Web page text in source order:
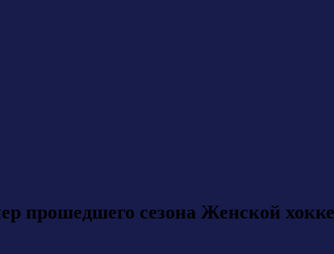
прошедшего сезона Женской